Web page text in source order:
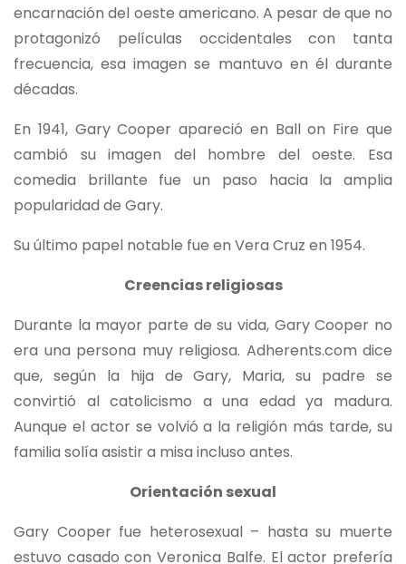
encarnación del oeste americano. A pesar de que no
protagonizó películas occidentales con tanta
frecuencia, esa imagen se mantuvo en él durante
décadas.
En 1941, Gary Cooper apareció en Ball on Fire que
cambió su imagen del hombre del oeste. Esa
comedia brillante fue un paso hacia la amplia
popularidad de Gary.
Su último papel notable fue en Vera Cruz en 1954.
Creencias religiosas
Durante la mayor parte de su vida, Gary Cooper no
era una persona muy religiosa. Adherents.com dice
que, según la hija de Gary, Maria, su padre se
convirtió al catolicismo a una edad ya madura.
Aunque el actor se volvió a la religión más tarde, su
familia solía asistir a misa incluso antes.
Orientación sexual
Gary Cooper fue heterosexual – hasta su muerte
estuvo casado con Veronica Balfe. El actor prefería